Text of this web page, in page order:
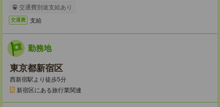
交通費別途支給あり
交通費 支給
勤務地
東京都新宿区
西新宿駅より徒歩5分
新宿区にある旅行業関連